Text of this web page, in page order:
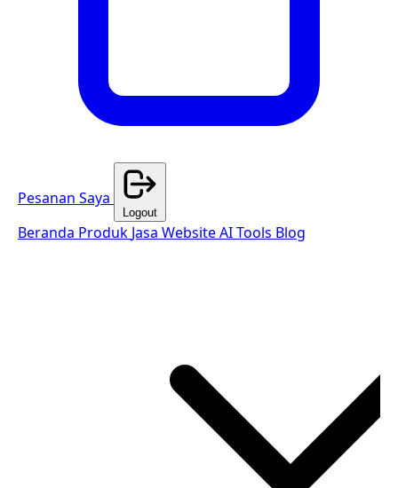
Pesanan Saya
Logout
Beranda Produk Jasa WebsiteAI Tools Blog